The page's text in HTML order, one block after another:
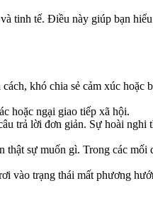
tinh tế. Điều này giúp bạn
khó chia sẻ cảm xúc
hoặc ngại giao tiếp xã hội.
trả lời đơn giản. Sự hoài nghi
sự muốn gì. Trong các mối
vào trạng thái mất phương